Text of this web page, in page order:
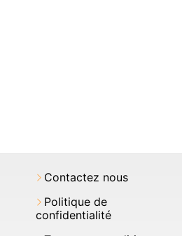
Contactez nous
Politique de
confidentialité